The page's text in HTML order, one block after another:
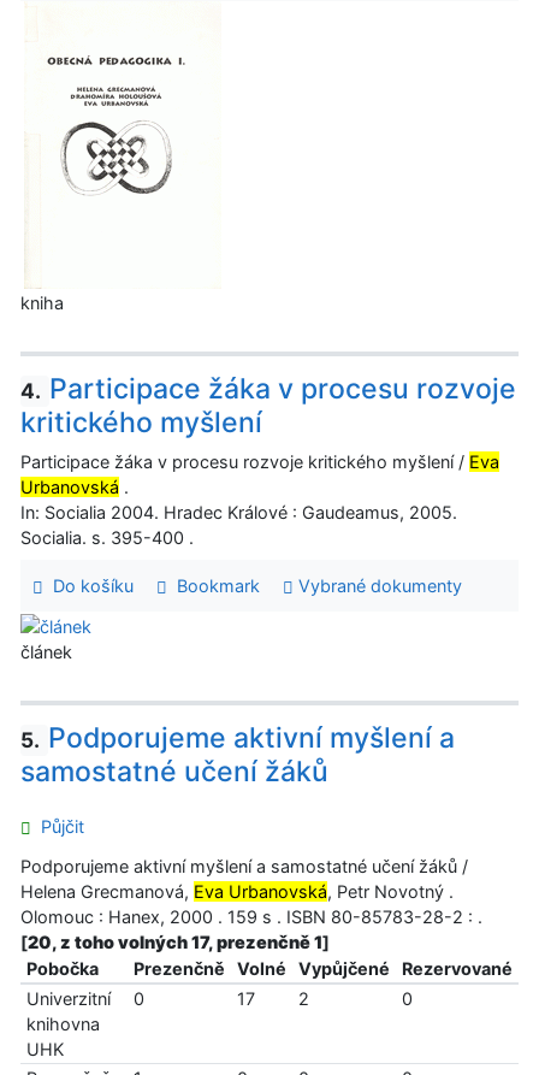
kniha
4. Participace žáka v procesu rozvoje
kritického myšlení
Participace žáka v procesu rozvoje kritického myšlení / Eva
Urbanovská .
In: Socialia 2004. Hradec Králové : Gaudeamus, 2005.
Socialia. s. 395-400 .
Do košíku Bookmark Vybrané dokumenty
článek
5. Podporujeme aktivní myšlení a
samostatné učení žáků
Půjčit
Podporujeme aktivní myšlení a samostatné učení žáků /
Helena Grecmanová, Eva Urbanovská, Petr Novotný .
Olomouc : Hanex, 2000 . 159 s . ISBN 80-85783-28-2 : .
[20, z toho volných 17, prezenčně 1]
Pobočka
Prezenčně Volné Vypůjčené
Rezervované
Univerzitní
knihovna
UHK
0 17 2 0